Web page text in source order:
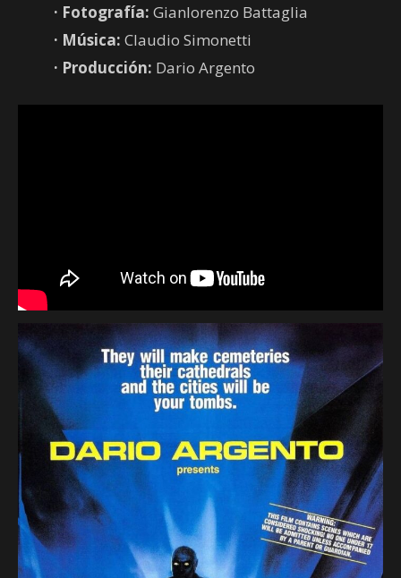
· Fotografía: Gianlorenzo Battaglia
· Música: Claudio Simonetti
· Producción: Dario Argento